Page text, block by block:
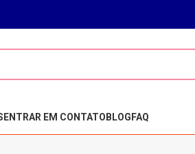
ENTRAR EM CONTATO BLOG FAQ
falar com um vendedor!